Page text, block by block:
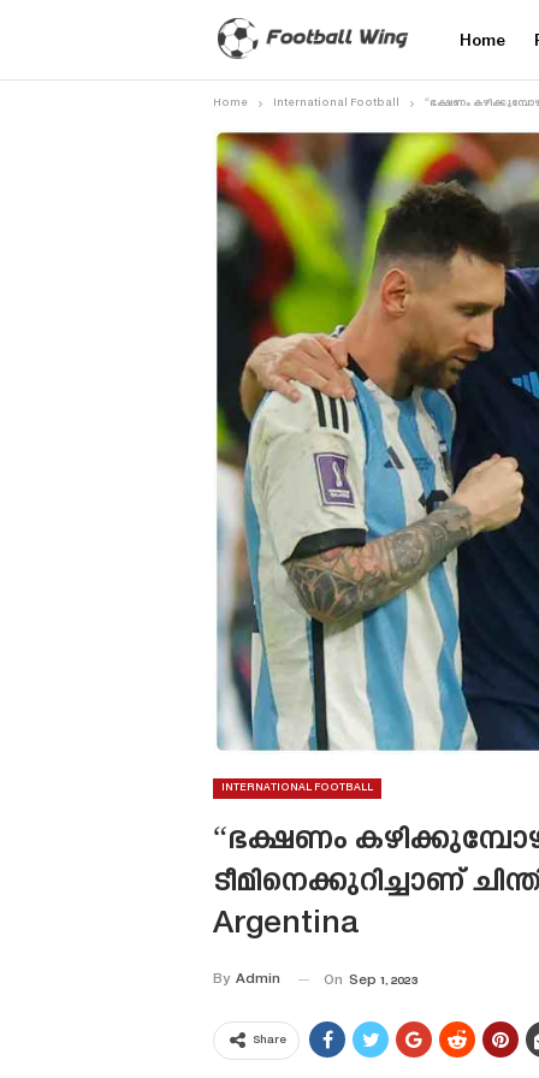
Home
Home International Football “ഭക്ഷണം
INTERNATIONAL FOOTBALL
“ഭക്ഷണം
ടീമിനെക്കുറിച്ചാണ്
Argentina
By Admin On Sep 1, 2023
Share